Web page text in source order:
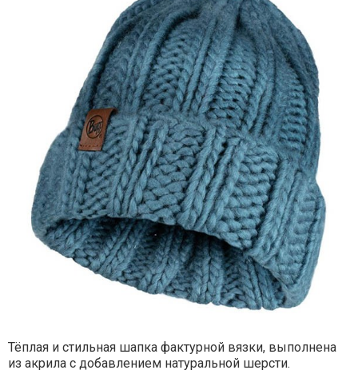
Тёплая и стильная шапка фактурной вязки, выполнена
из акрила с добавлением натуральной шерсти.